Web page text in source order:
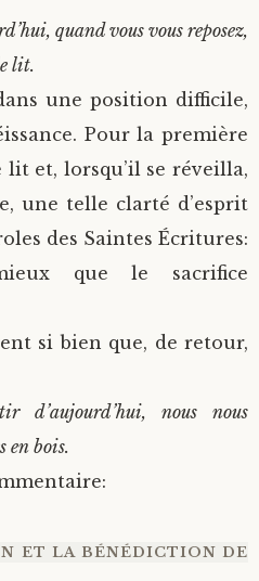
quand vous vous reposez,
lit.
une position difficile,
Pour la première
et, lorsqu’il se réveilla,
une telle clarté d’esprit
des Saintes Écritures:
que le sacrifice
si bien que, de retour,
d’aujourd’hui, nous nous
en bois.
ET LA BÉNÉDICTION DE